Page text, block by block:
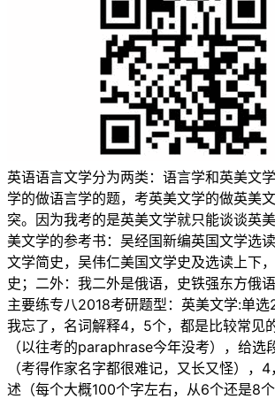
英语语言文学分为两类：语言学和英美文
学的做语言学的题，考英美文学的做英美
突。因为我考的是英美文学就只能谈谈英
美文学的参考书：吴经国新编英国文学选
文学简史，吴伟仁美国文学史及选读上下
史；二外：我二外是俄语，史铁强东方俄
主要练专八2018考研题型：英美文学:单选
我忘了，名词解释4，5个，都是比较常见
（以往考的paraphrase今年没考），给选
（考得作家名字都很难记，又长又怪），
述（每个大概100个字左右，从6个还是8